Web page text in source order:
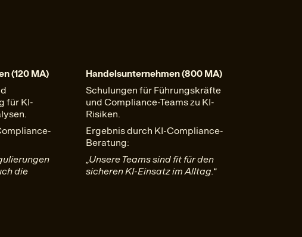
(120 MA)
für KI-
die
Handelsunternehmen (800 MA)
Schulungen für Führungskräfte
und Compliance-Teams zu KI-
Risiken.
Ergebnis durch KI-Compliance-
Beratung:
„Unsere Teams sind fit für den
sicheren KI-Einsatz im Alltag.“